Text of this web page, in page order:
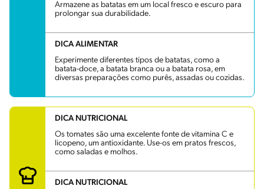
Armazene as batatas em um local fresco e escuro para
prolongar sua durabilidade.
DICA ALIMENTAR
Experimente diferentes tipos de batatas, como a
batata-doce, a batata branca ou a batata rosa, em
diversas preparações como purês, assadas ou cozidas.
DICA NUTRICIONAL
Os tomates são uma excelente fonte de vitamina C e
licopeno, um antioxidante. Use-os em pratos frescos,
como saladas e molhos.
DICA NUTRICIONAL